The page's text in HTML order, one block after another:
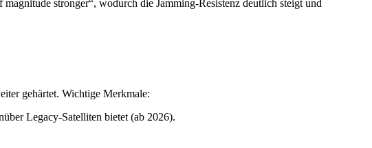
stronger“, wodurch die Jamming-Resistenz deutlich steigt und
gehärtet. Wichtige Merkmale:
Legacy-Satelliten bietet (ab 2026).